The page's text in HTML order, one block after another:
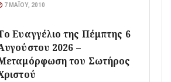
7 ΜΑΪ́ΟΥ, 2010
Ευαγγέλιο της Πέμπτης 6
2026 –
του Σωτήρος